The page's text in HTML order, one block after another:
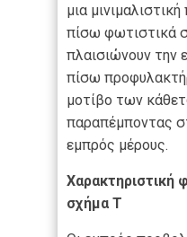
μια
πίσω φωτιστικά
πλαισιώνουν την
πίσω
μοτίβο των
παραπέμποντας
εμπρός μέρους.
Χαρακτηριστική
σχήμα Τ